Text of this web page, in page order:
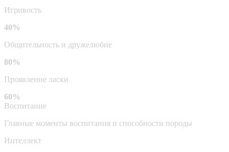
Игривость
40%
Общительность и дружелюбие
80%
Проявление ласки
60%
Воспитание
Главные моменты воспитания и способности породы
Интеллект